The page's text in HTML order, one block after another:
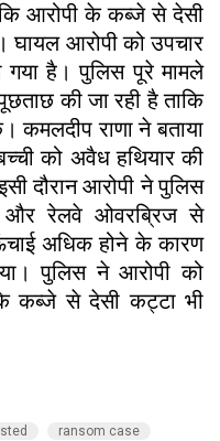
कि आरोपी के कब्जे से देसी
घायल आरोपी को उपचार
गया है। पुलिस पूरे मामले
की जा रही है ताकि
राणा ने बताया
को अवैध हथियार की
दौरान आरोपी ने पुलिस
और रेलवे ओवरब्रिज से
अधिक होने के कारण
पुलिस ने आरोपी को
कब्जे से देसी कट्टा भी
ransom case